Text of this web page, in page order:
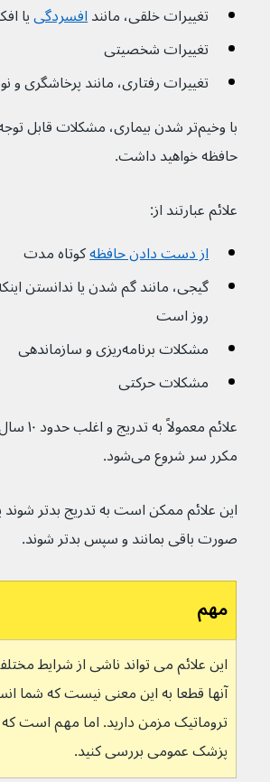
تغییرات خلقی، مانند افسردگی یا
تغییرات شخصیتی
تغییرات رفتاری، مانند پرخاشگری
حافظه خواهید داشت.
علائم عبارتند از:
از دست دادن حافظه کوتاه مدت
گیجی، مانند گم شدن یا ندانستن
روز است
مشکلات برنامه‌ریزی و سازماندهی
مشکلات حرکتی
علائم
مکرر سر شروع می‌شود.
صورت باقی بمانند و سپس بدتر شوند.
مهم
این علائم می تواند ناشی از شرایط
آنها قطعا به این معنی نیست که شما
تروماتیک مزمن دارید. اما مهم است که
پزشک عمومی بررسی کنید.